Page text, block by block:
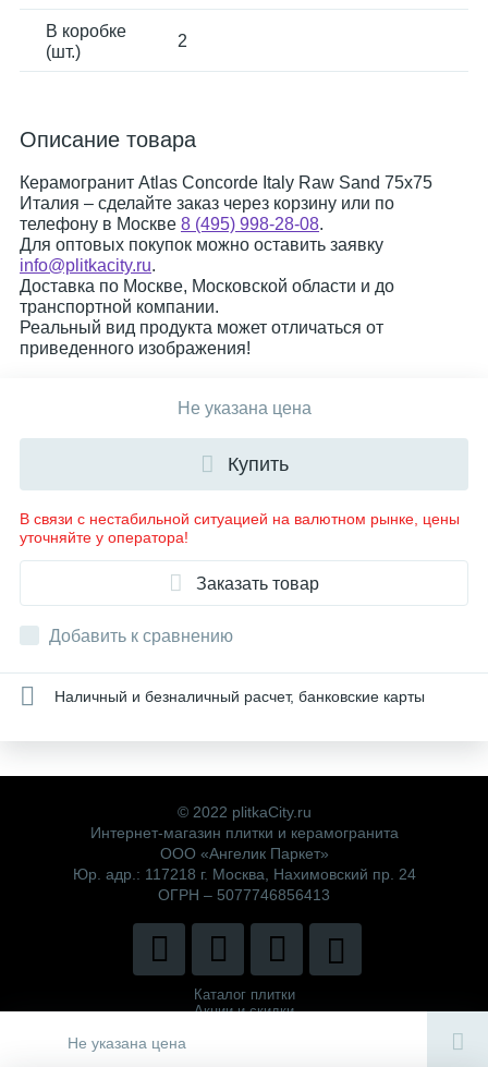
В коробке
(шт.)
2
Описание товара
Керамогранит Atlas Concorde Italy Raw Sand 75x75
Италия – сделайте заказ через корзину или по
телефону в Москве 8 (495) 998-28-08.
Для оптовых покупок можно оставить заявку
info@plitkacity.ru.
Доставка по Москве, Московской области и до
транспортной компании.
Реальный вид продукта может отличаться от
приведенного изображения!
Не указана цена
Не указана цена
Купить
В связи с нестабильной ситуацией на валютном рынке, цены
уточняйте у оператора!
Заказать товар
Добавить к сравнению
Наличный и безналичный расчет, банковские карты
© 2022 plitkaCity.ru
Интернет-магазин плитки и керамогранита
ООО «Ангелик Паркет»
Юр. адр.: 117218 г. Москва, Нахимовский пр. 24
ОГРН – 5077746856413
Каталог плитки
Акции и скидки